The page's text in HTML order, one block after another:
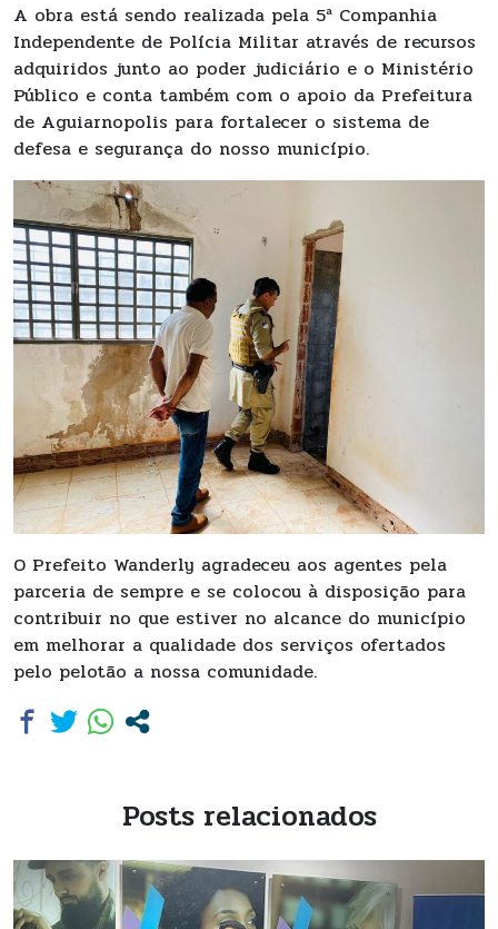
A obra está sendo realizada pela 5ª Companhia
Independente de Polícia Militar através de recursos
adquiridos junto ao poder judiciário e o Ministério
Público e conta também com o apoio da Prefeitura
de Aguiarnopolis para fortalecer o sistema de
defesa e segurança do nosso município.
O Prefeito Wanderly agradeceu aos agentes pela
parceria de sempre e se colocou à disposição para
contribuir no que estiver no alcance do município
em melhorar a qualidade dos serviços ofertados
pelo pelotão a nossa comunidade.
Posts relacionados